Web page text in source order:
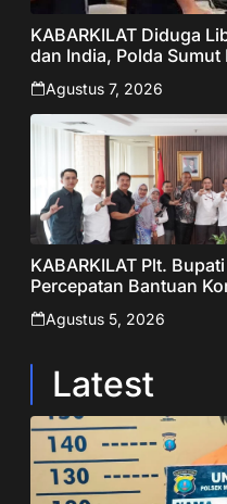
KABARKILAT Diduga
dan India, Polda
Online Scamming
Agustus 7, 2026
KABARKILAT Plt.
Percepatan Bantuan
– Sentralberita
Agustus 5, 2026
Latest